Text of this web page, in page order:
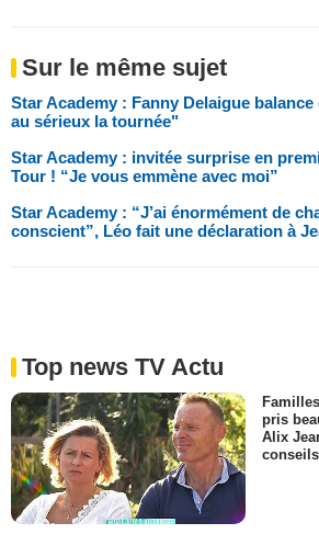
Sur le même sujet
Star Academy : Fanny Delaigue
au sérieux la tournée"
Star Academy : invitée surprise en
Tour ! “Je vous emmène avec moi”
Star Academy : “J’ai énormément de
conscient”, Léo fait une déclaration à
Top news TV Actu
pris
Alix